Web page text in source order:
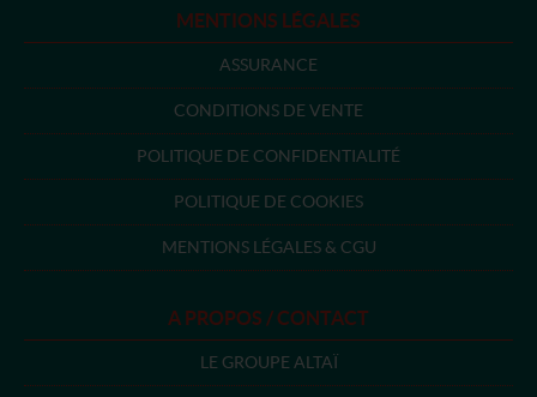
MENTIONS LÉGALES
ASSURANCE
CONDITIONS DE VENTE
POLITIQUE DE CONFIDENTIALITÉ
POLITIQUE DE COOKIES
MENTIONS LÉGALES & CGU
A PROPOS / CONTACT
LE GROUPE ALTAÏ